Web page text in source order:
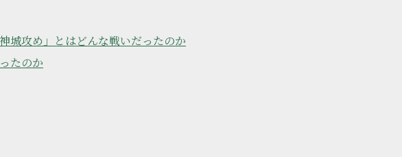
城攻め」とはどんな戦いだったのか
たのか